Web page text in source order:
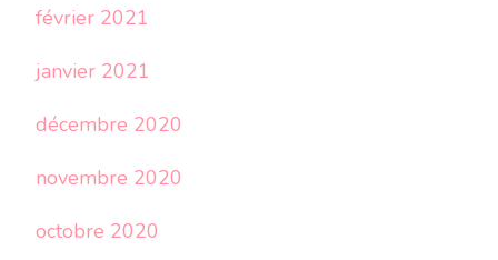
février 2021
janvier 2021
décembre 2020
novembre 2020
octobre 2020